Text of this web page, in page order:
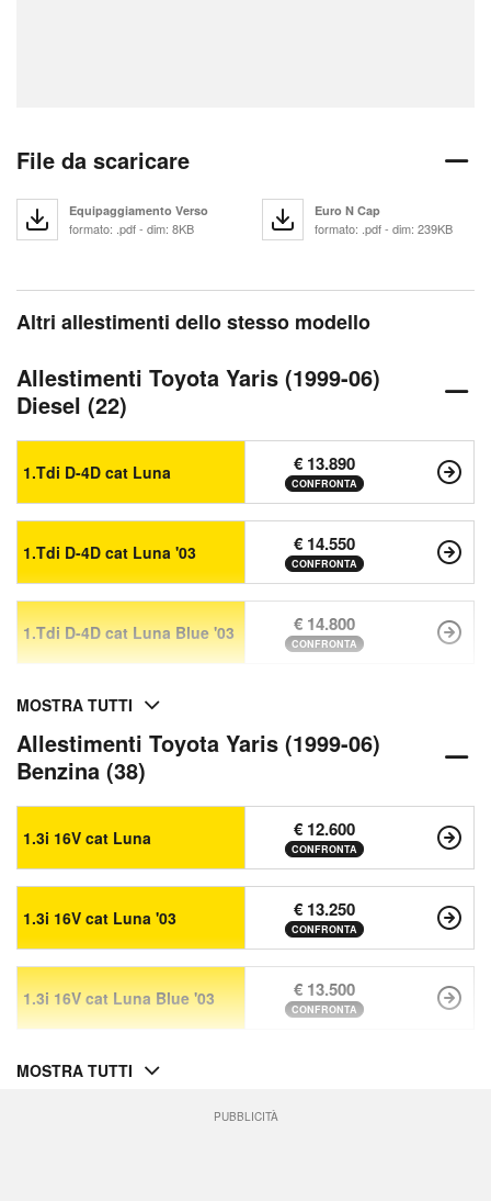
File da scaricare
Equipaggiamento Verso
formato: .pdf - dim: 8KB
Euro N Cap
formato: .pdf - dim: 239KB
Altri allestimenti dello stesso modello
Allestimenti Toyota Yaris (1999-06)
Diesel (22)
1.Tdi D-4D cat Luna € 13.890
CONFRONTA
1.Tdi D-4D cat Luna '03 € 14.550
CONFRONTA
1.Tdi D-4D cat Luna Blue '03 € 14.800
CONFRONTA
MOSTRA TUTTI
Allestimenti Toyota Yaris (1999-06)
Benzina (38)
1.3i 16V cat Luna € 12.600
CONFRONTA
1.3i 16V cat Luna '03 € 13.250
CONFRONTA
1.3i 16V cat Luna Blue '03 € 13.500
CONFRONTA
MOSTRA TUTTI
PUBBLICITÀ